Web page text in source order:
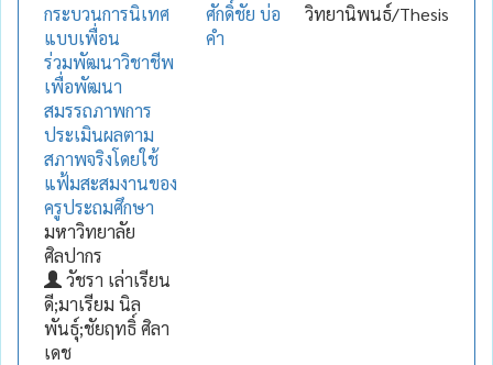
กระบวนการนิเทศ
แบบเพื่อน
ร่วมพัฒนาวิชาชีพ
เพื่อพัฒนา
สมรรถภาพการ
ประเมินผลตาม
สภาพจริงโดยใช้
แฟ้มสะสมงานของ
ครูประถมศึกษา
มหาวิทยาลัย
ศิลปากร
วัชรา เล่าเรียน
ดี;มาเรียม นิล
พันธุ์;ชัยฤทธิ์ ศิลา
เดช
ศักดิ์ชัย บ่อ
คำ
วิทยานิพนธ์/Thesis